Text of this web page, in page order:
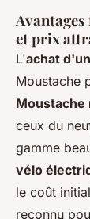
et prix
L'achat
Moustache
Moustache
ceux du
gamme
vélo
le coût
reconnu